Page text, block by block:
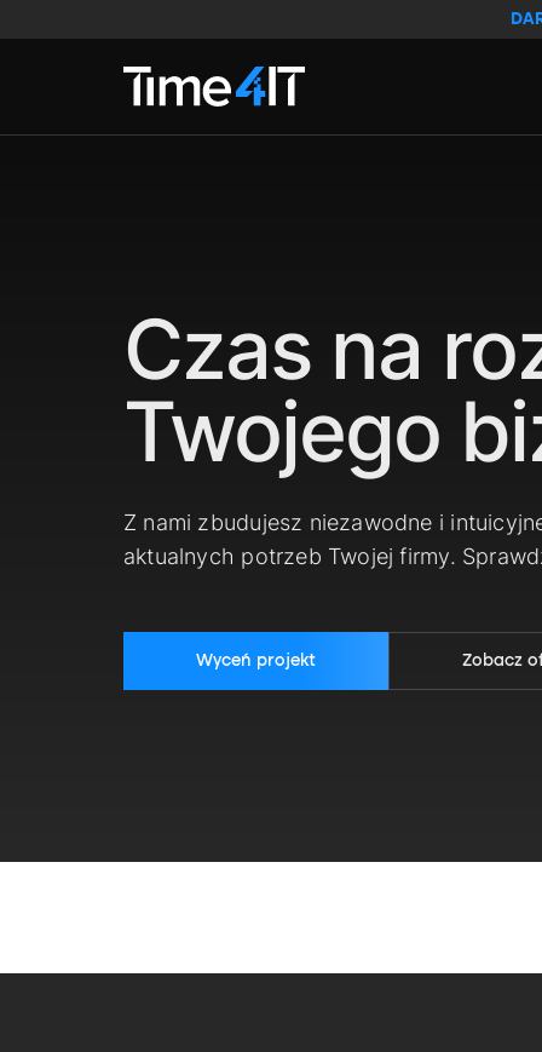
Czas na
Twojego
Z nami zbudujesz niezawodne i
aktualnych potrzeb Twojej firmy.
Wyceń projekt Zobacz